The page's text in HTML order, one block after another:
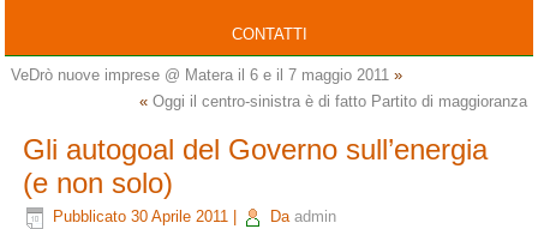
CONTATTI
VeDrò nuove imprese @ Matera il 6 e il 7 maggio 2011 »
« Oggi il centro-sinistra è di fatto Partito di maggioranza
Gli autogoal del Governo sull’energia
(e non solo)
Pubblicato 30 Aprile 2011 Da admin